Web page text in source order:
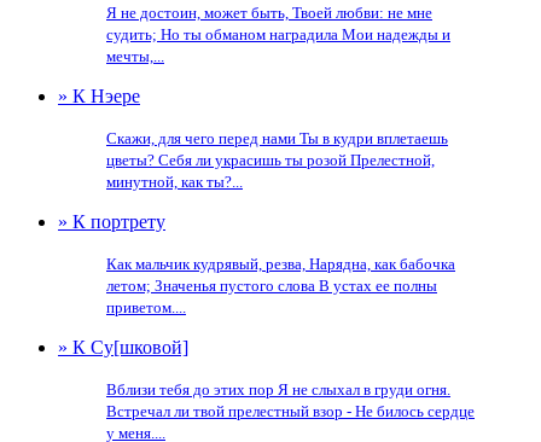
Я не достоин, может быть, Твоей любви: не мне
судить; Но ты обманом наградила Мои надежды и
мечты,...
» К Нэере
Скажи, для чего перед нами Ты в кудри вплетаешь
цветы? Себя ли украсишь ты розой Прелестной,
минутной, как ты?...
» К портрету
Как мальчик кудрявый, резва, Нарядна, как бабочка
летом; Значенья пустого слова В устах ее полны
приветом....
» К Су[шковой]
Вблизи тебя до этих пор Я не слыхал в груди огня.
Встречал ли твой прелестный взор - Не билось сердце
у меня....